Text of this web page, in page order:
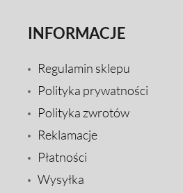
INFORMACJE
Regulamin sklepu
Polityka prywatności
Polityka zwrotów
Reklamacje
Płatności
Wysyłka